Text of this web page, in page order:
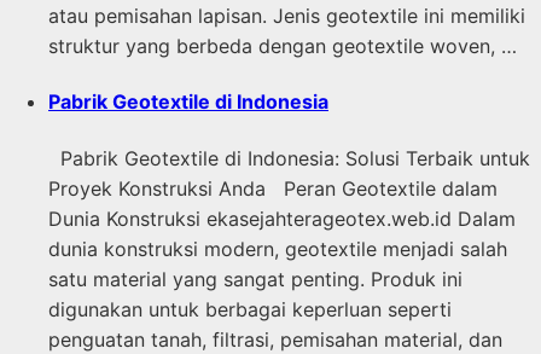
atau pemisahan lapisan. Jenis geotextile ini memiliki
struktur yang berbeda dengan geotextile woven, …
Pabrik Geotextile di Indonesia
Pabrik Geotextile di Indonesia: Solusi Terbaik untuk
Proyek Konstruksi Anda Peran Geotextile dalam
Dunia Konstruksi ekasejahterageotex.web.id Dalam
dunia konstruksi modern, geotextile menjadi salah
satu material yang sangat penting. Produk ini
digunakan untuk berbagai keperluan seperti
penguatan tanah, filtrasi, pemisahan material, dan